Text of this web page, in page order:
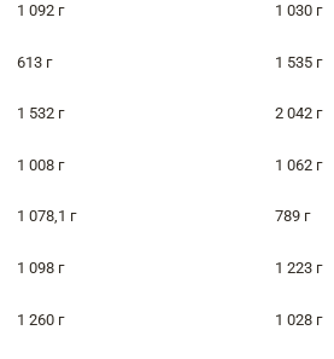
1 092 г 1 030 г
613 г 1 535 г
1 532 г 2 042 г
1 008 г 1 062 г
1 078,1 г 789 г
1 098 г 1 223 г
1 260 г 1 028 г